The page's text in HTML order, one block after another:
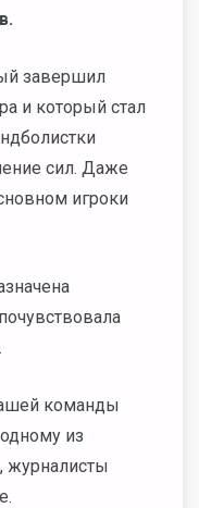
завершил
и который стал
сил. Даже
игроки
команды
из
журналисты